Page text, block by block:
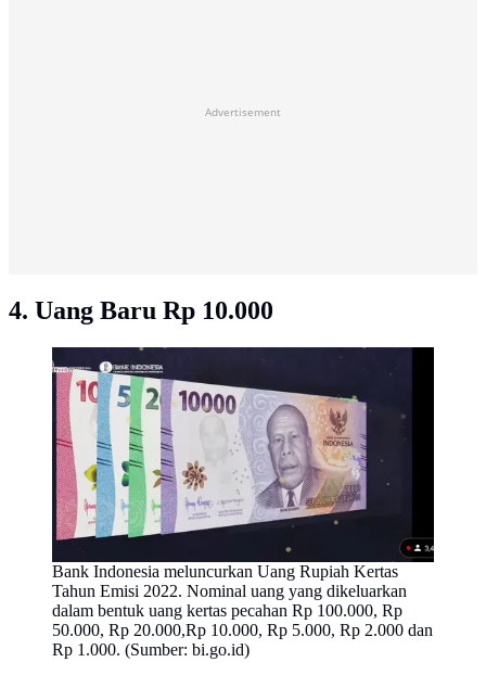
Advertisement
4. Uang Baru Rp 10.000
Bank Indonesia meluncurkan Uang Rupiah Kertas
Tahun Emisi 2022. Nominal uang yang dikeluarkan
dalam bentuk uang kertas pecahan Rp 100.000, Rp
50.000, Rp 20.000,Rp 10.000, Rp 5.000, Rp 2.000 dan
Rp 1.000. (Sumber: bi.go.id)